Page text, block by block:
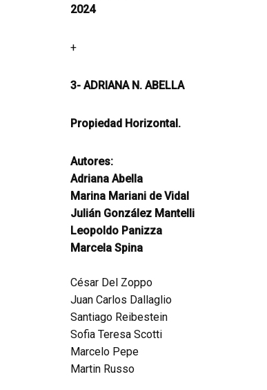
2024
+
3- ADRIANA N. ABELLA
Propiedad Horizontal.
Autores:
Adriana Abella
Marina Mariani de Vidal
Julián González Mantelli
Leopoldo Panizza
Marcela Spina
César Del Zoppo
Juan Carlos Dallaglio
Santiago Reibestein
Sofia Teresa Scotti
Marcelo Pepe
Martin Russo